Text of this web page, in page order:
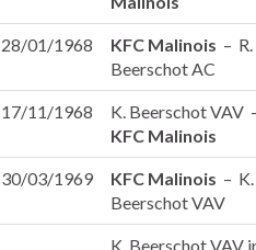
28/01/1968 KFC Malinois – R.
Beerschot AC
17/11/1968
K. Beerschot VAV
KFC Malinois
30/03/1969 KFC Malinois – K.
Beerschot VAV
K. Beerschot VAV